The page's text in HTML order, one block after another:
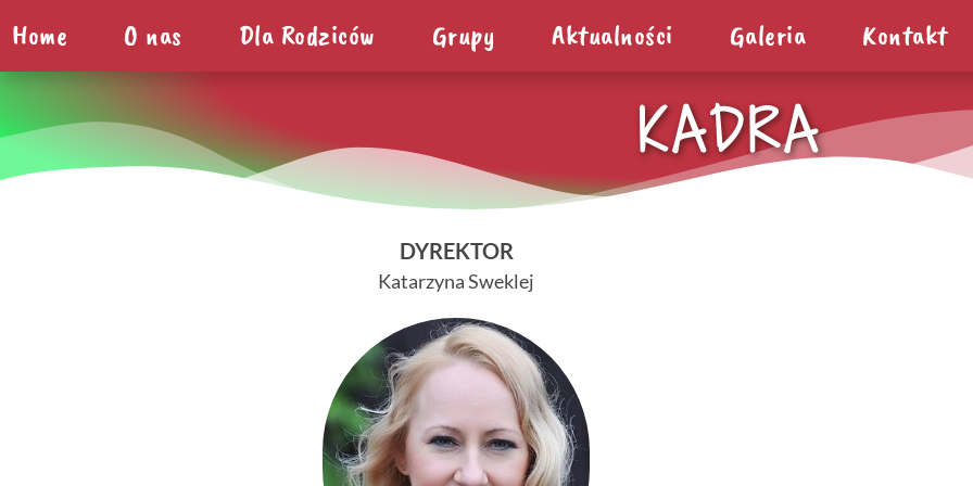
Home O nas Dla Rodziców Grupy Aktualności Galeria Kontakt
KADRA
DYREKTOR
Katarzyna Sweklej